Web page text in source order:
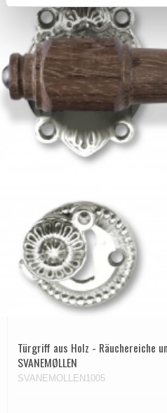
Türgriff aus Holz - Räuchereiche
SVANEMØLLEN
SVANEMOLLEN1005